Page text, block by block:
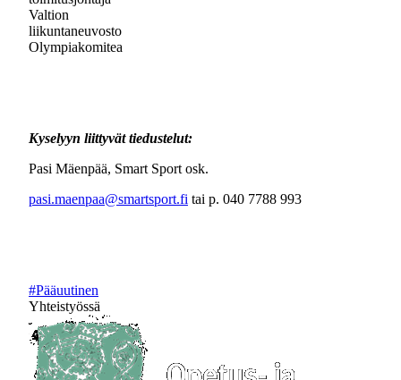
Valtion
liikuntaneuvosto
Olympiakomitea
Kyselyyn liittyvät tiedustelut:
Pasi Mäenpää, Smart Sport osk.
pasi.maenpaa@smartsport.fi tai p. 040 7788 993
#Pääuutinen
Yhteistyössä